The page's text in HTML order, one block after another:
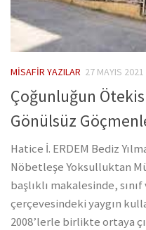
MISAFIR YAZILAR 27 MAYIS 2021
Çoğunluğun
Gönülsüz
Hatice İ. ERDEM Bediz
Nöbetleşe Yoksulluktan
başlıklı makalesinde,
çerçevesindeki yaygın
2008’lerle birlikte ortaya